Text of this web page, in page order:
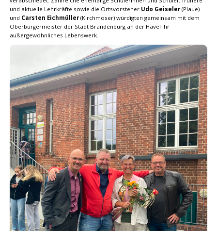
und aktuelle Lehrkräfte sowie die Ortsvorsteher Udo Geiseler (Plaue)
und Carsten Eichmüller (Kirchmöser) würdigten gemeinsam mit dem
Oberbürgermeister der Stadt Brandenburg an der Havel ihr
außergewöhnliches Lebenswerk.